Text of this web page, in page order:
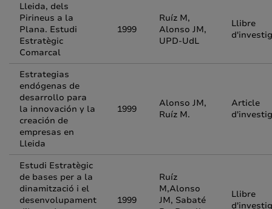
Lleida, dels
Pirineus a la
Plana. Estudi
Estratègic
Comarcal
1999
Ruíz M,
Alonso JM,
UPD-UdL
Llibre
Estrategias
endógenas de
desarrollo para
la innovación y la
creación de
empresas en
Lleida
1999
Alonso JM,
Ruíz M.
Article
Estudi Estratègic
de bases per a la
dinamització i el
desenvolupament
1999
Ruíz
M,Alonso
JM, Sabaté
Llibre